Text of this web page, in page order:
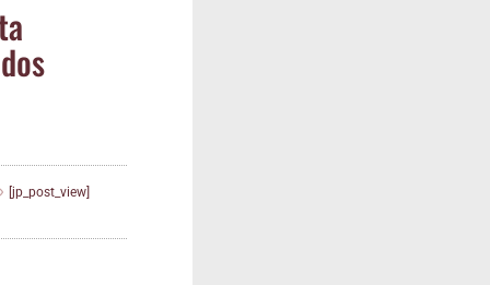
[jp_post_view]